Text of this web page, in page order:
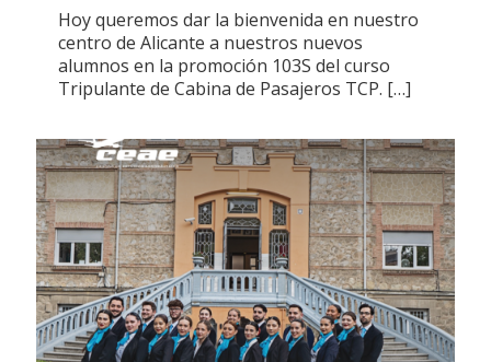
Hoy queremos dar la bienvenida en nuestro
centro de Alicante a nuestros nuevos
alumnos en la promoción 103S del curso
Tripulante de Cabina de Pasajeros TCP. […]